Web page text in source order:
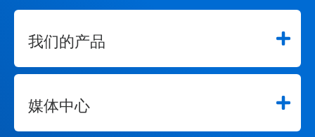
我们的产品
媒体中心